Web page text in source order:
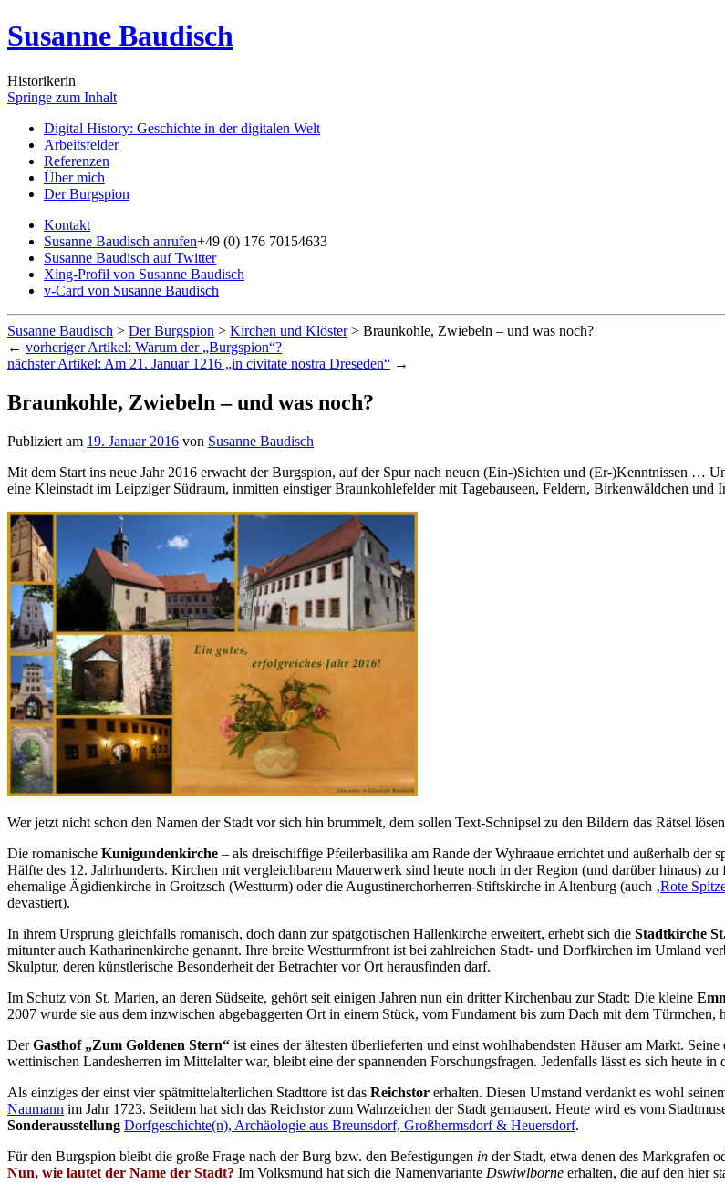
Susanne Baudisch
Historikerin
Springe zum Inhalt
Digital History: Geschichte in der digitalen Welt
Arbeitsfelder
Referenzen
Über mich
Der Burgspion
Kontakt
Susanne Baudisch anrufen+49 (0) 176 70154633
Susanne Baudisch auf Twitter
Xing-Profil von Susanne Baudisch
v-Card von Susanne Baudisch
Susanne Baudisch > Der Burgspion > Kirchen und Klöster> Braunkohle, Zwiebeln – und was noch?
← vorheriger Artikel: Warum der „Burgspion“?
nächster Artikel: Am 21. Januar 1216 „in civitate nostra Dreseden“ →
Braunkohle, Zwiebeln – und was noch?
Publiziert am 19. Januar 2016 von Susanne Baudisch
Mit dem Start ins neue Jahr 2016 erwacht der Burgspion, auf der Spur nach neuen (Ein-)Sichten und (Er-)Kenntnissen …
eine Kleinstadt im Leipziger Südraum, inmitten einstiger Braunkohlefelder mit Tagebauseen, Feldern, Birkenwäldchen
Wer jetzt nicht schon den Namen der Stadt vor sich hin brummelt, dem sollen Text-Schnipsel zu den Bildern das Rätsel
Die romanische Kunigundenkirche – als dreischiffige Pfeilerbasilika am Rande der Wyhraaue errichtet und außerhalb der
Hälfte des 12. Jahrhunderts. Kirchen mit vergleichbarem Mauerwerk sind heute noch in der Region (und darüber hinaus)
ehemalige Ägidienkirche in Groitzsch (Westturm) oder die Augustinerchorherren-Stiftskirche in Altenburg (auch ‚Rote
devastiert).
In ihrem Ursprung gleichfalls romanisch, doch dann zur spätgotischen Hallenkirche erweitert, erhebt sich die Stadtkirche
mitunter auch Katharinenkirche genannt. Ihre breite Westturmfront ist bei zahlreichen Stadt- und Dorfkirchen im Umland
Skulptur, deren künstlerische Besonderheit der Betrachter vor Ort herausfinden darf.
Im Schutz von St. Marien, an deren Südseite, gehört seit einigen Jahren nun ein dritter Kirchenbau zur Stadt: Die kleine
2007 wurde sie aus dem inzwischen abgebaggerten Ort in einem Stück, vom Fundament bis zum Dach mit dem Türmchen,
DerGasthof „Zum Goldenen Stern“ ist eines der ältesten überlieferten und einst wohlhabendsten Häuser am Markt.
wettinischen Landesherren im Mittelalter war, bleibt eine der spannenden Forschungsfragen. Jedenfalls lässt es sich heute in
Als einziges der einst vier spätmittelalterlichen Stadttore ist das Reichstor erhalten. Diesen Umstand verdankt es wohl
Naumann im Jahr 1723. Seitdem hat sich das Reichstor zum Wahrzeichen der Stadt gemausert. Heute wird es vom
Sonderausstellung Dorfgeschichte(n), Archäologie aus Breunsdorf, Großhermsdorf & Heuersdorf.
Für den Burgspion bleibt die große Frage nach der Burg bzw. den Befestigungen in der Stadt, etwa denen des Markgrafen
Nun, wie lautet der Name der Stadt? Im Volksmund hat sich die Namenvariante Dswiwlborne erhalten, die auf den hier